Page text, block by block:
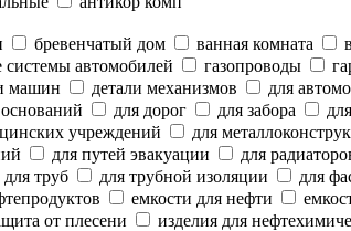
бревенчатый дом ванная комната
автомобилей газопроводы
машин детали механизмов для
для дорог для забора
учреждений для
для путей эвакуации для
для труб для трубной изоляции для
емкости для нефти
от плесени изделия для